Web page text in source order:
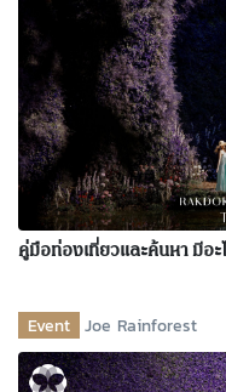
คู่มือท่องเที่ยวและค้นหา มีอะ
Event Joe Rainforest